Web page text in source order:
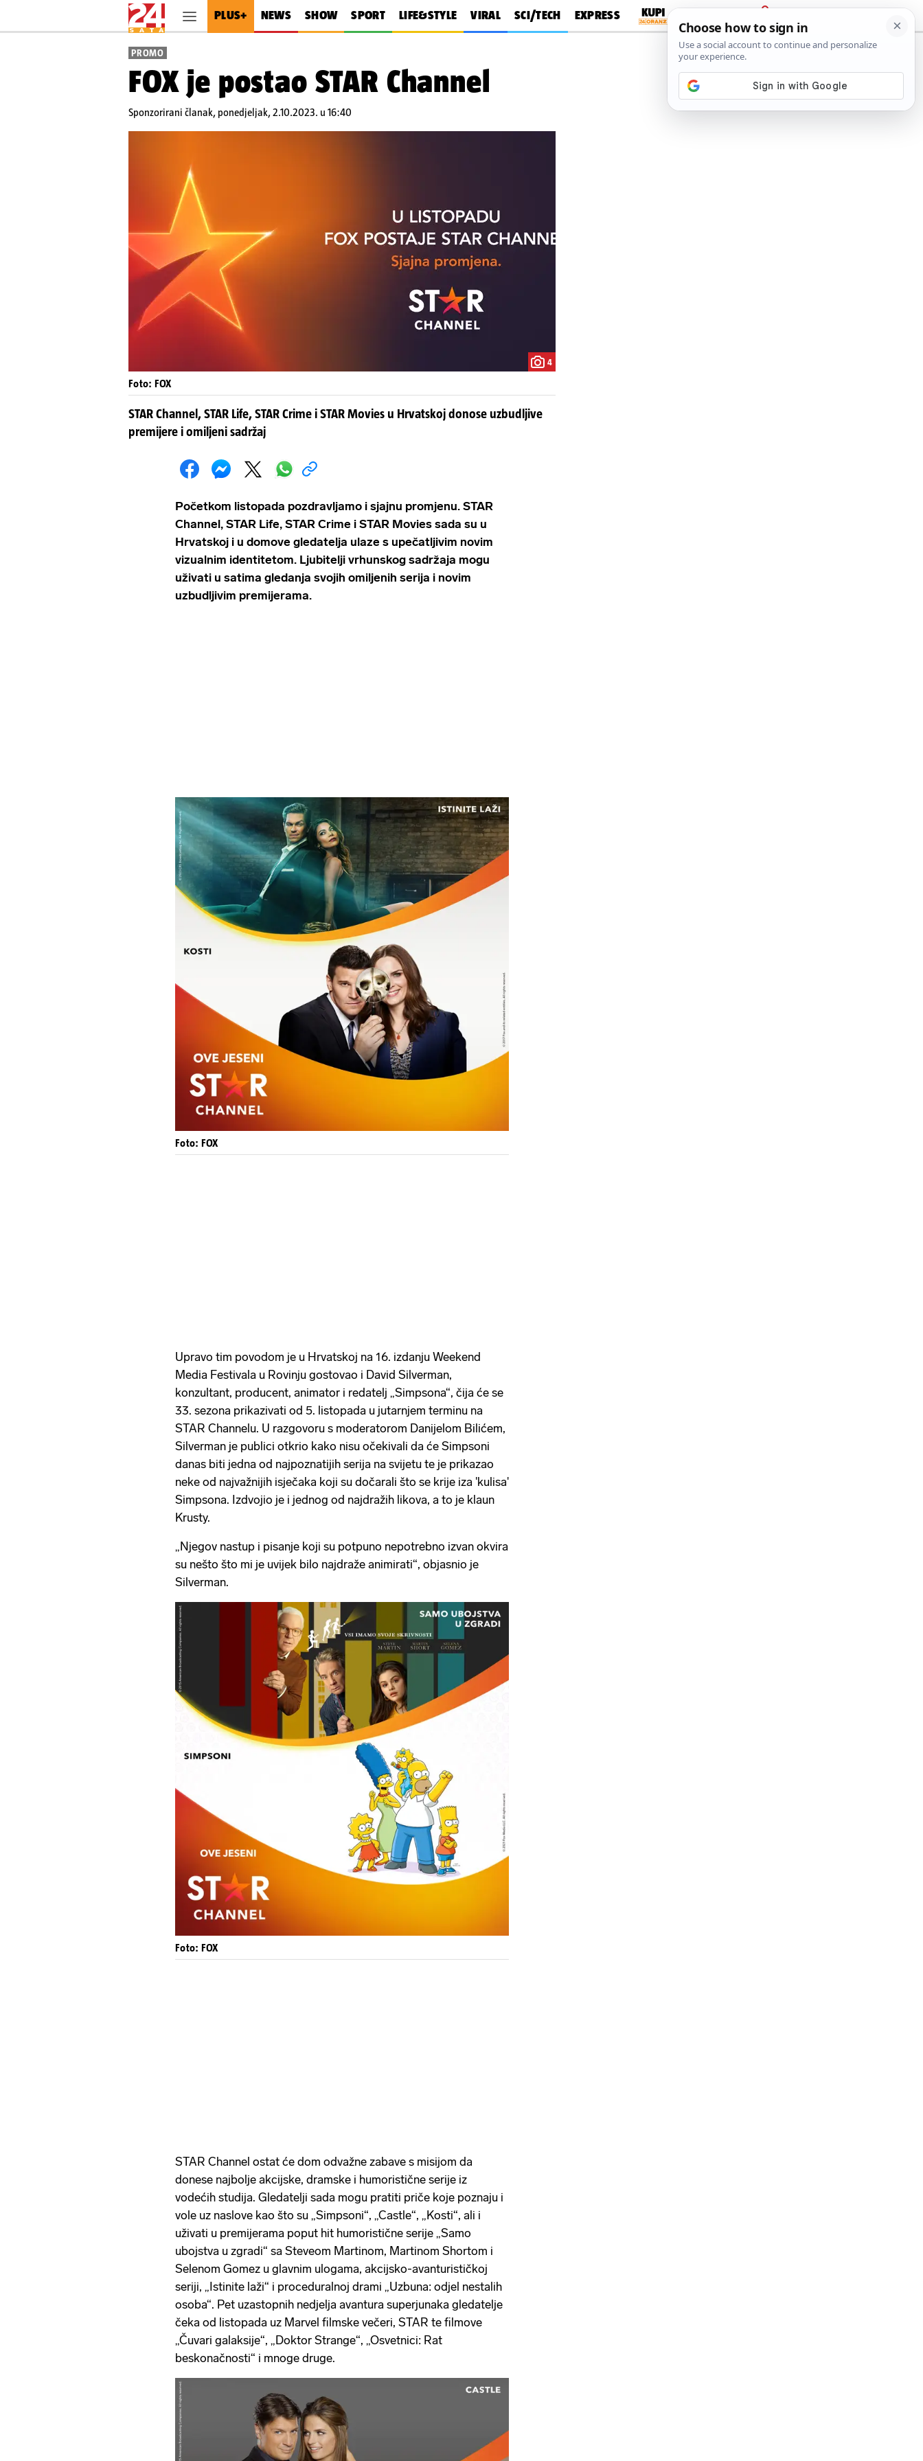
PLUS+ NEWS SHOW SPORT LIFE&STYLE VIRAL SCI/TECH EXPRESS
PRIJAVA
PROMO
FOX je postao STAR Channel
Sponzorirani članak, ponedjeljak, 2.10.2023. u 16:40
4
Foto: FOX
STAR Channel, STAR Life, STAR Crime i STAR Movies u Hrvatskoj donose uzbudljive
premijere i omiljeni sadržaj
Početkom listopada pozdravljamo i sjajnu promjenu. STAR
Channel, STAR Life, STAR Crime i STAR Movies sada su u
Hrvatskoj i u domove gledatelja ulaze s upečatljivim novim
vizualnim identitetom. Ljubitelji vrhunskog sadržaja mogu
uživati ​​u satima gledanja svojih omiljenih serija i novim
uzbudljivim premijerama.
Foto: FOX
Upravo tim povodom je u Hrvatskoj na 16. izdanju Weekend
Media Festivala u Rovinju gostovao i David Silverman,
konzultant, producent, animator i redatelj „Simpsona“, čija će se
33. sezona prikazivati od 5. listopada u jutarnjem terminu na
STAR Channelu. U razgovoru s moderatorom Danijelom Bilićem,
Silverman je publici otkrio kako nisu očekivali da će Simpsoni
danas biti jedna od najpoznatijih serija na svijetu te je prikazao
neke od najvažnijih isječaka koji su dočarali što se krije iza 'kulisa'
Simpsona. Izdvojio je i jednog od najdražih likova, a to je klaun
Krusty.
„Njegov nastup i pisanje koji su potpuno nepotrebno izvan okvira
su nešto što mi je uvijek bilo najdraže animirati“, objasnio je
Silverman.
Foto: FOX
STAR Channel ostat će dom odvažne zabave s misijom da
donese najbolje akcijske, dramske i humoristične serije iz
vodećih studija. Gledatelji sada mogu pratiti priče koje poznaju i
vole uz naslove kao što su „Simpsoni“, „Castle“, „Kosti“, ali i
uživati ​​u premijerama poput hit humoristične serije „Samo
ubojstva u zgradi“ sa Steveom Martinom, Martinom Shortom i
Selenom Gomez u glavnim ulogama, akcijsko-avanturističkoj
seriji, „Istinite laži“ i proceduralnoj drami „Uzbuna: odjel nestalih
osoba“. Pet uzastopnih nedjelja avantura superjunaka gledatelje
čeka od listopada uz Marvel filmske večeri, STAR te filmove
„Čuvari galaksije“, „Doktor Strange“, „Osvetnici: Rat
beskonačnosti“ i mnoge druge.